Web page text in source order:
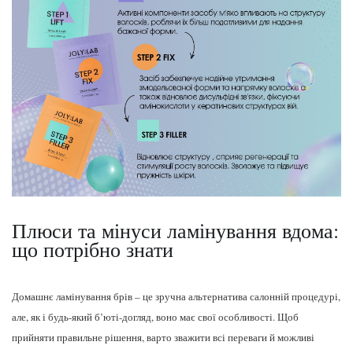
Плюси та мінуси ламінування вдома:
що потрібно знати
Домашнє ламінування брів – це зручна альтернатива салонній процедурі,
але, як і будь-який б’юті-догляд, воно має свої особливості. Щоб
прийняти правильне рішення, варто зважити всі переваги й можливі